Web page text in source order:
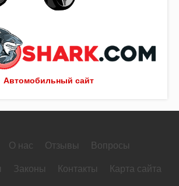
Автомобильный сайт
О нас Отзывы Вопросы
Законы Контакты Карта сайта